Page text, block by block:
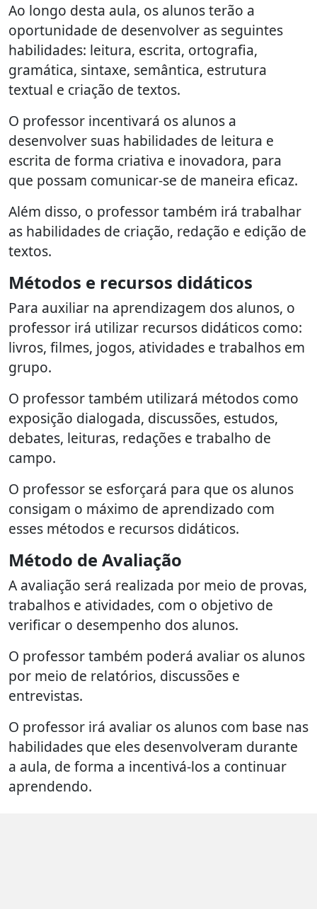
Ao longo desta aula, os alunos terão a
oportunidade de desenvolver as seguintes
habilidades: leitura, escrita, ortografia,
gramática, sintaxe, semântica, estrutura
textual e criação de textos.
O professor incentivará os alunos a
desenvolver suas habilidades de leitura e
escrita de forma criativa e inovadora, para
que possam comunicar-se de maneira eficaz.
Além disso, o professor também irá trabalhar
as habilidades de criação, redação e edição de
textos.
Métodos e recursos didáticos
Para auxiliar na aprendizagem dos alunos, o
professor irá utilizar recursos didáticos como:
livros, filmes, jogos, atividades e trabalhos em
grupo.
O professor também utilizará métodos como
exposição dialogada, discussões, estudos,
debates, leituras, redações e trabalho de
campo.
O professor se esforçará para que os alunos
consigam o máximo de aprendizado com
esses métodos e recursos didáticos.
Método de Avaliação
A avaliação será realizada por meio de provas,
trabalhos e atividades, com o objetivo de
verificar o desempenho dos alunos.
O professor também poderá avaliar os alunos
por meio de relatórios, discussões e
entrevistas.
O professor irá avaliar os alunos com base nas
habilidades que eles desenvolveram durante
a aula, de forma a incentivá-los a continuar
aprendendo.